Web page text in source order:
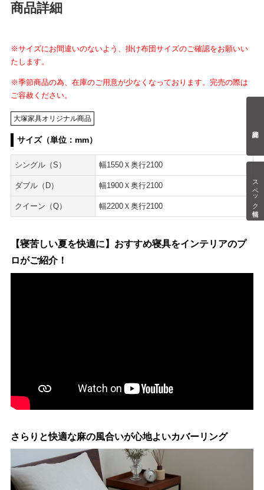
スペック情報
商品詳細
※サイズにお間違いのないよう、掛け布団サイズのご確認をお願いい
たします。
※季節商品の為、在庫のご用意が少なくなっております。完売の際は
ご容赦ください。
大塚家具オリジナル商品
サイズ（単位：mm）
シングル（S） 幅1550Ｘ奥行2100
ダブル（D） 幅1900Ｘ奥行2100
クイーン（Q） 幅2200Ｘ奥行2100
【寝苦しい夏を快適に】おすすめ寝具をインテリアのプ
ロがご紹介！
さらりと快適な麻の風合いが心地よいカバーリング